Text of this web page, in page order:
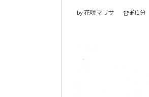
by花咲マリサ 約1分